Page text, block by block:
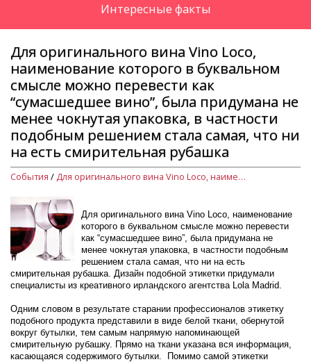
Интересные факты
Для оригинального вина Vino Loco,
наименование которого в буквальном
смысле можно перевести как
“сумасшедшее вино”, была придумана не
менее чокнутая упаковка, в частности
подобным решением стала самая, что ни
на есть смирительная рубашка
События / Для оригинального вина Vino Loco, наименование которого в буквальном смысле можно перевести как “сумасшедшее вино”, была придумана не менее чокнутая упаковка, в частности подобным решением стала самая, что ни на есть смирительная рубашка
Для оригинального вина Vino Loco, наименование
которого в буквальном смысле можно перевести
как “сумасшедшее вино”, была придумана не
менее чокнутая упаковка, в частности подобным
решением стала самая, что ни на есть
смирительная рубашка. Дизайн подобной этикетки придумали
специалисты из креативного ирландского агентства Lola Madrid.
Одним словом в результате старании профессионалов этикетку
подобного продукта представили в виде белой ткани, обернутой
вокруг бутылки, тем самым напрямую напоминающей
смирительную рубашку. Прямо на ткани указана вся информация,
касающаяся содержимого бутылки. Помимо самой этикетки